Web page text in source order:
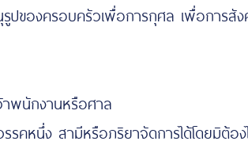
รูปของครอบครัวเพื่อการกุศล เพื่อการ
าพนักงานหรือศาล
คหนึ่ง สามีหรือภริยาจัดการได้โดยมิต้อ